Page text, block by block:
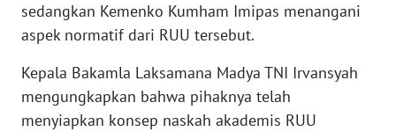
sedangkan Kemenko Kumham Imipas menangani
aspek normatif dari RUU tersebut.
Kepala Bakamla Laksamana Madya TNI Irvansyah
mengungkapkan bahwa pihaknya telah
menyiapkan konsep naskah akademis RUU
WN
WN
SERAMBI